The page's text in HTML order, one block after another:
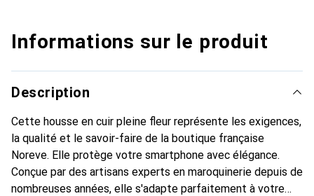
Informations sur le produit
Description
Cette housse en cuir pleine fleur représente les exigences,
la qualité et le savoir-faire de la boutique française
Noreve. Elle protège votre smartphone avec élégance.
Conçue par des artisans experts en maroquinerie depuis de
nombreuses années, elle s'adapte parfaitement à votre